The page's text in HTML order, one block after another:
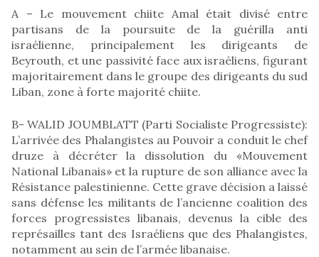
A – Le mouvement chiite Amal était divisé entre
partisans de la poursuite de la guérilla anti
israélienne, principalement les dirigeants de
Beyrouth, et une passivité face aux israéliens, figurant
majoritairement dans le groupe des dirigeants du sud
Liban, zone à forte majorité chiite.
B- WALID JOUMBLATT (Parti Socialiste Progressiste):
L’arrivée des Phalangistes au Pouvoir a conduit le chef
druze à décréter la dissolution du «Mouvement
National Libanais» et la rupture de son alliance avec la
Résistance palestinienne. Cette grave décision a laissé
sans défense les militants de l’ancienne coalition des
forces progressistes libanais, devenus la cible des
représailles tant des Israéliens que des Phalangistes,
notamment au sein de l’armée libanaise.